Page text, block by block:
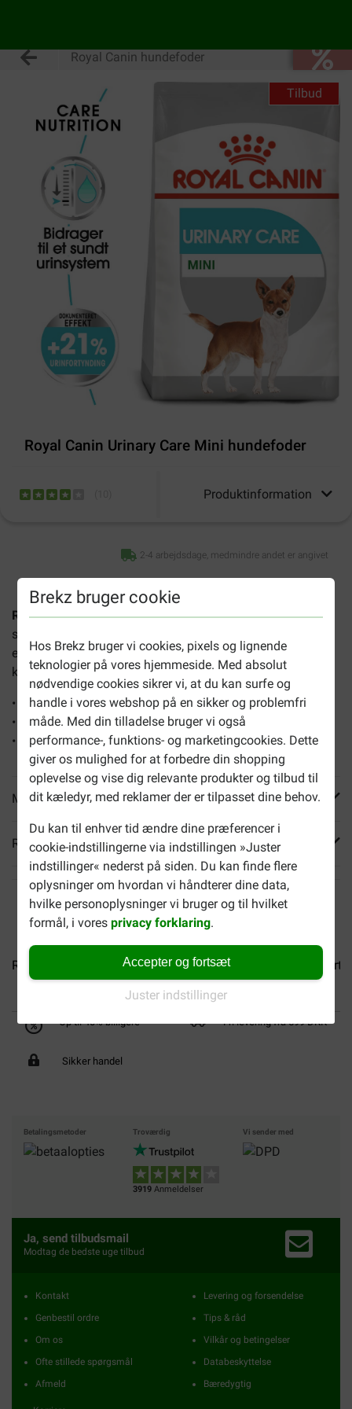
Brekz bruger cookie
Hos Brekz bruger vi cookies, pixels og lignende
teknologier på vores hjemmeside. Med absolut
nødvendige cookies sikrer vi, at du kan surfe og
handle i vores webshop på en sikker og problemfri
måde. Med din tilladelse bruger vi også
performance-, funktions- og marketingcookies. Dette
giver os mulighed for at forbedre din shopping
oplevelse og vise dig relevante produkter og tilbud til
dit kæledyr, med reklamer der er tilpasset dine behov.
Du kan til enhver tid ændre dine præferencer i
cookie-indstillingerne via indstillingen »Juster
indstillinger« nederst på siden. Du kan finde flere
oplysninger om hvordan vi håndterer dine data,
hvilke personoplysninger vi bruger og til hvilket
formål, i voresprivacy forklaring.
Accepter og fortsæt
Juster indstillinger
Royal Canin hundefoder
Tilbud
Royal Canin Urinary Care Mini hundefoder
Produktinformation
2-4 arbejdsdage, medmindre andet er angivet
Royal Canin Urinary Care Mini hundefoderer et sundt
specialfoder, som understøtter din hunds urinveje. Foderet
er velegnet til voksne hunde i små racer (fra 4 til 10
kg), som er over 10 måneder gamle.
• Understøtter urinvejenes generelle sundhed
• Specielt udviklet, så din hund drikker mere vand
• Til små hunderacer
Mere info
Reviews
Royal Canin Mini Ageing 12+... Royal Canin Medium
Op til 40% billigere Fri levering fra 599 DKK
Sikker handel
Betalingsmetoder Troværdig
3919 Anmeldelser
Vi sender med
Ja, send tilbudsmail
Modtag de bedste uge tilbud
Kontakt
Genbestil ordre
Om os
Ofte stillede spørgsmål
Afmeld
Levering og forsendelse
Tips & råd
Vilkår og betingelser
Databeskyttelse
Bæredygtig